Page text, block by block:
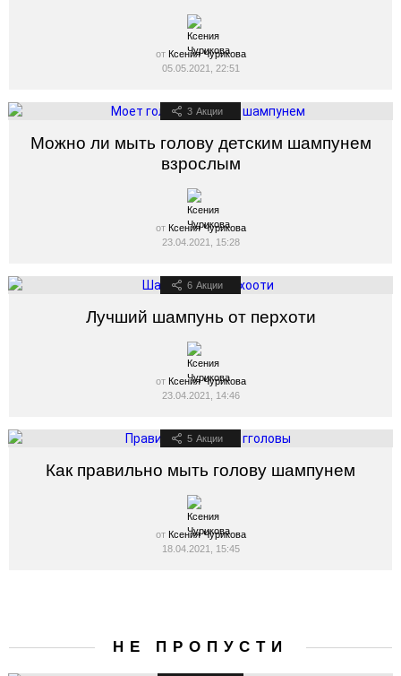
от Ксения Чурикова
05.05.2021, 22:51
3 Акции
Можно ли мыть голову детским шампунем
взрослым
от Ксения Чурикова
23.04.2021, 15:28
6 Акции
Лучший шампунь от перхоти
от Ксения Чурикова
23.04.2021, 14:46
5 Акции
Как правильно мыть голову шампунем
от Ксения Чурикова
18.04.2021, 15:45
НЕ ПРОПУСТИ